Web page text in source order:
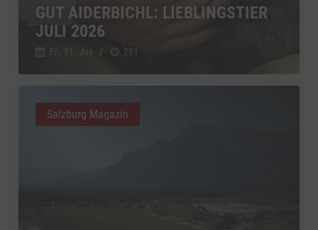
GUT AIDERBICHL: LIEBLINGSTIER
JULI 2026
Fr., 31. Juli // 281
Salzburg Magazin